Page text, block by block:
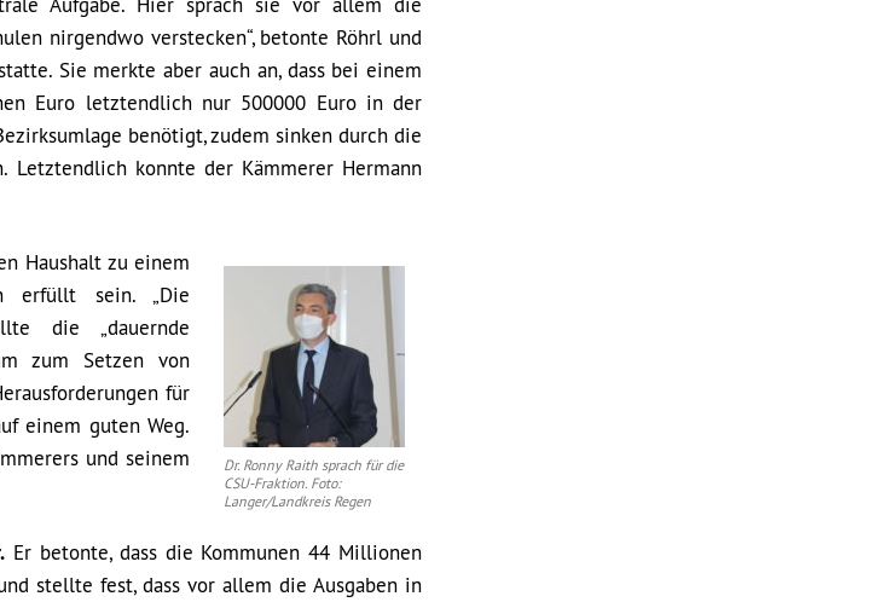
nirgendwo verstecken“, betonte Röhrl und
Sie merkte aber auch an, dass bei einem
Euro letztendlich nur 500000 Euro in der
benötigt, zudem sinken durch die
Letztendlich konnte der Kämmerer Hermann
Dr. Ronny Raith sprach für die
CSU-Fraktion. Foto:
Langer/Landkreis Regen
Haushalt zu einem
erfüllt sein. „Die
die „dauernde
zum Setzen von
für
einem guten Weg.
und seinem
Er betonte, dass die Kommunen 44 Millionen
stellte fest, dass vor allem die Ausgaben in